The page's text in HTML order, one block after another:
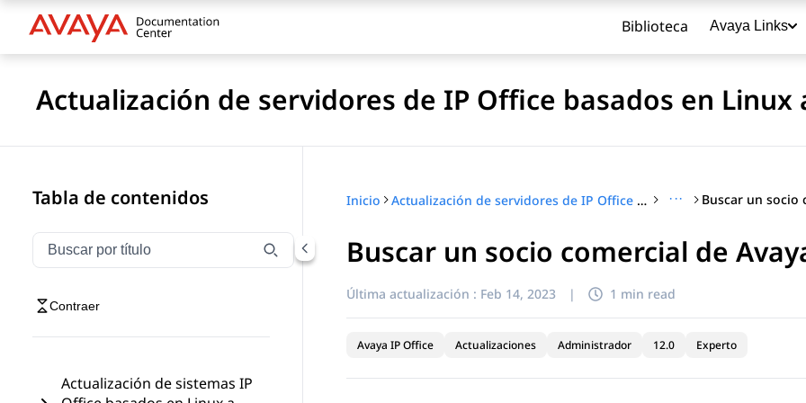
Biblioteca Avaya Links
Actualización de servidores de IP Office basados en Linux
Tabla de contenidos
Filtrar navegación por título
Escriba para filtrar los elementos de navegación por título
Contraer
Actualización de sistemas IP
Inicio Actualización de servidores de IP Office basados en Linux a IP Office R12.0 ···
Buscar un socio comercial de
Última actualización : Feb 14, 2023 | 1 min read
Avaya IP Office Actualizaciones Administrador 12.0 Experto